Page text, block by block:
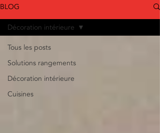
BLOG
Tous les posts
Solutions rangements
Décoration intérieure
Cuisines
Décoration intérieure